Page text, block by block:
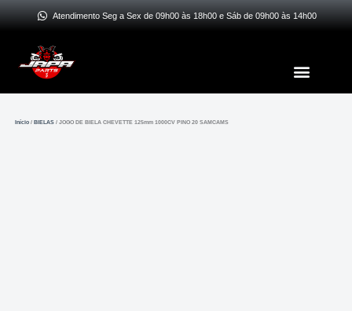
Ir
conteúdo
Atendimento Seg a Sex de 09h00 às 18h00 e Sáb de 09h00 às 14h00
Menu
Início /BIELAS / JOGO DE BIELA CHEVETTE 125mm 1000CV PINO 20 SAMCAMS